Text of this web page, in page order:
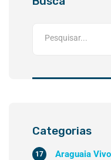
Categorias
Araguaia Vivo
17